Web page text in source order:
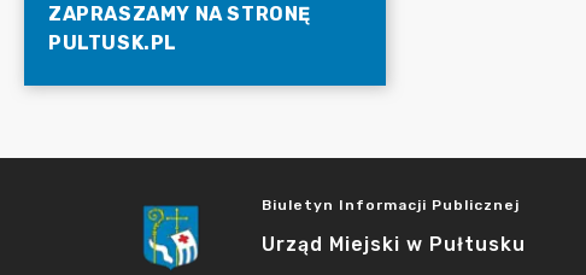
ZAPRASZAMY NA STRONĘ
PULTUSK.PL
Biuletyn Informacji Publicznej
Urząd Miejski w Pułtusku